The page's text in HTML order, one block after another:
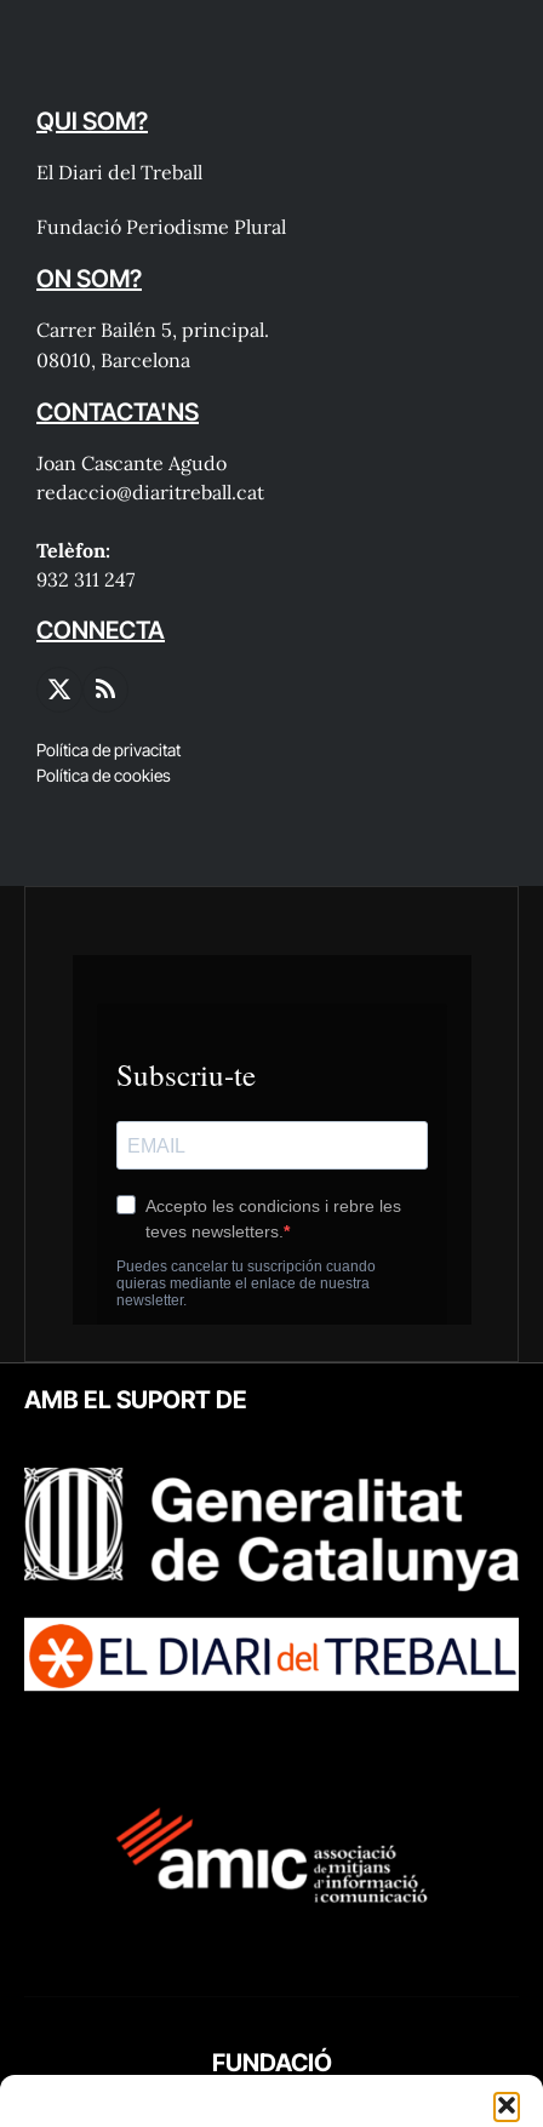
QUI SOM?
El Diari del Treball
Fundació Periodisme Plural
ON SOM?
Carrer Bailén 5, principal.
08010, Barcelona
CONTACTA'NS
Joan Cascante Agudo
redaccio@diaritreball.cat
Telèfon:
932 311 247
CONNECTA
X
RSS
Política de privacitat
Política de cookies
AMB EL SUPORT DE
FUNDACIÓ